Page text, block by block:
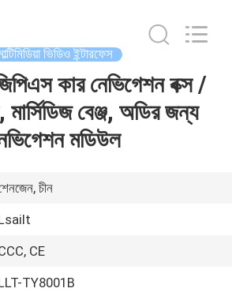
ভিডিও ইন্টারফেস
কার নেভিগেশন বক্স /
বেঞ্জ, অডির জন্য
মডিউল
চীন
CE
TY8001B